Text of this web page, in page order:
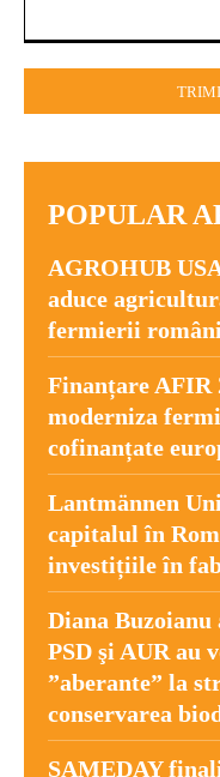
POPULAR
AGROHUB
aduce
fermierii români
Finanțare AFIR
moderniza
cofinanțate
Lantmännen
capitalul în
investițiile în
Diana
PSD şi AUR au
”aberante” la
conservarea
SAMEDAY